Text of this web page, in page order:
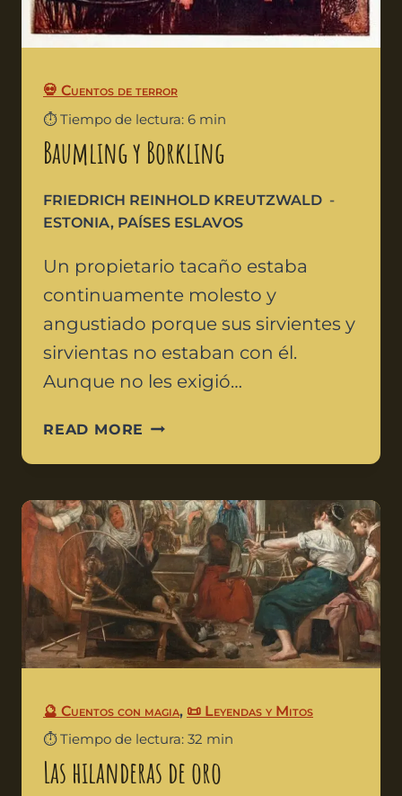
💀 Cuentos de terror
⏱️ Tiempo de lectura: 6 min
Baumling y Borkling
FRIEDRICH REINHOLD KREUTZWALD
ESTONIA, PAÍSES ESLAVOS
Un propietario tacaño estaba
continuamente molesto y
angustiado porque sus sirvientes y
sirvientas no estaban con él.
Aunque no les exigió…
READ MORE
🔮 Cuentos con magia, 📜 Leyendas y Mitos
⏱️ Tiempo de lectura: 32 min
Las hilanderas de oro